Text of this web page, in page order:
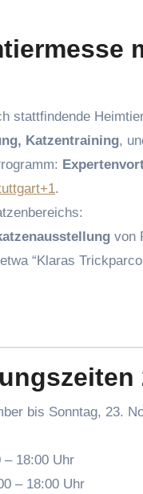
stattfindende
Katzentraining,
.
von
“Klaras
bis Sonntag, 23.
– 18:00 Uhr
– 18:00 Uhr